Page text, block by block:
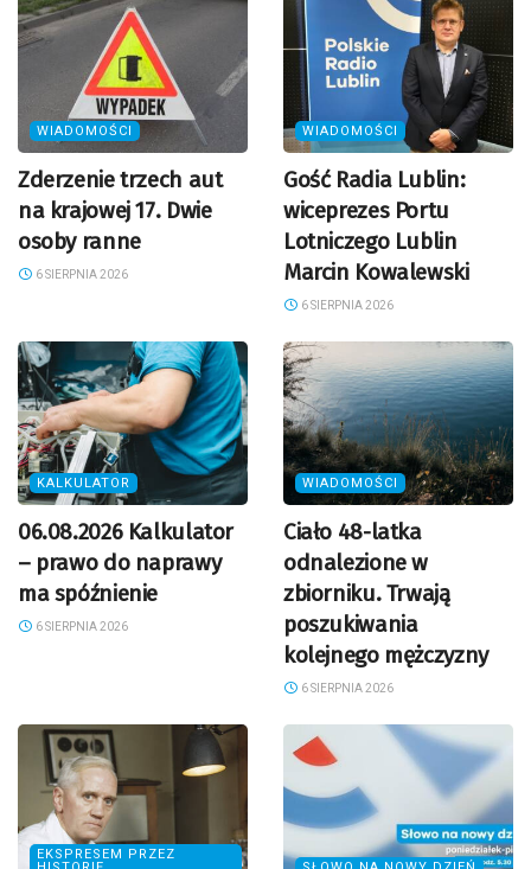
WIADOMOŚCI
Zderzenie trzech aut
na krajowej 17. Dwie
osoby ranne
6 SIERPNIA 2026
WIADOMOŚCI
Gość Radia Lublin:
wiceprezes Portu
Lotniczego Lublin
Marcin Kowalewski
6 SIERPNIA 2026
KALKULATOR
06.08.2026 Kalkulator
– prawo do naprawy
ma spóźnienie
6 SIERPNIA 2026
WIADOMOŚCI
Ciało 48-latka
odnalezione w
zbiorniku. Trwają
poszukiwania
kolejnego mężczyzny
6 SIERPNIA 2026
EKSPRESEM PRZEZ